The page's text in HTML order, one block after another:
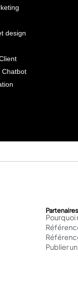
design
Chatbot
Partenaires
Pourquoi
Publier